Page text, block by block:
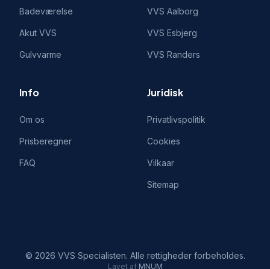
Badeværelse
Akut VVS
Gulvvarme
VVS Aalborg
VVS Esbjerg
VVS Randers
Info
Om os
Prisberegner
FAQ
Juridisk
Privatlivspolitik
Cookies
Vilkaar
Sitemap
© 2026 VVS Specialisten. Alle rettigheder forbeholdes.
Lavet af MNUM